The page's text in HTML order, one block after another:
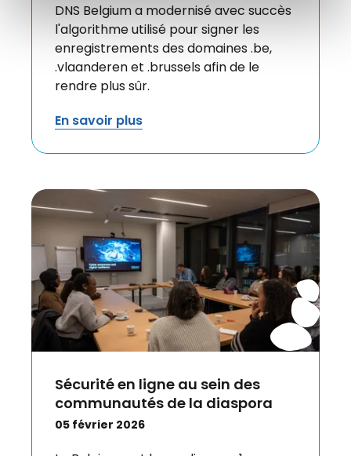
DNS Belgium a modernisé avec succès
l'algorithme utilisé pour signer les
enregistrements des domaines .be,
.vlaanderen et .brussels afin de le
rendre plus sûr.
En savoir plus
Sécurité en ligne au sein des
communautés de la diaspora
05 février 2026